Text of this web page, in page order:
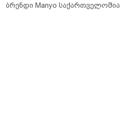
ბრენდი Manyo საქართველოშია